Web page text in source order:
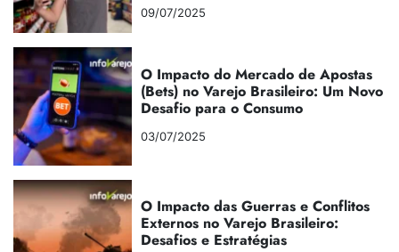
09/07/2025
O Impacto do Mercado de Apostas
(Bets) no Varejo Brasileiro: Um Novo
Desafio para o Consumo
03/07/2025
O Impacto das Guerras e Conflitos
Externos no Varejo Brasileiro:
Desafios e Estratégias